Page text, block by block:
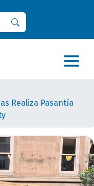
Realiza Pasantía